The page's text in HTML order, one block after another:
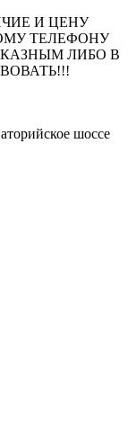
И ЦЕНУ
ТЕЛЕФОНУ
ЛИБО В
шоссе